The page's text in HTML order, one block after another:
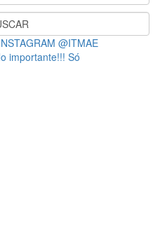
@ITMAE
importante!!! Só